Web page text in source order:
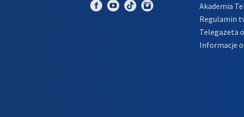
Akademia
Regulamin
Telegazeta
Informacje